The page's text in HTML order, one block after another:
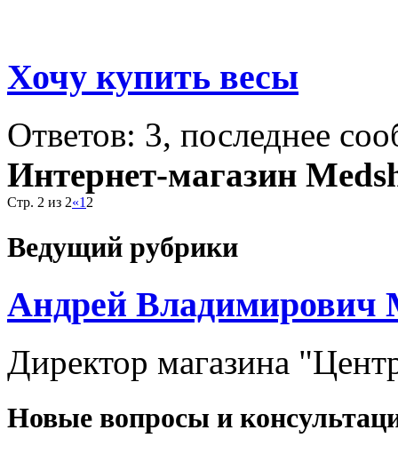
Хочу купить весы
Ответов: 3, последнее
Интернет-магазин
Стр. 2 из 2«1 2
Ведущий рубрики
Андрей Владимирович
Директор магазина
Новые вопросы и